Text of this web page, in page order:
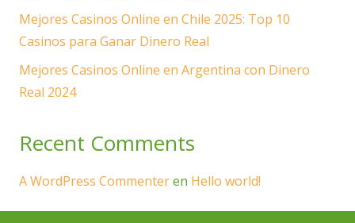
Mejores Casinos Online en Chile 2025: Top 10
Casinos para Ganar Dinero Real
Mejores Casinos Online en Argentina con Dinero
Real 2024
Recent Comments
A WordPress Commenteren Hello world!